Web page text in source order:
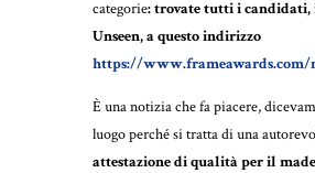
categorie: trovate tutti i candidati,
Unseen, a questo indirizzo
https://www.frameawards.com/
È una notizia che fa piacere,
luogo perché si tratta di una
attestazione di qualità per il